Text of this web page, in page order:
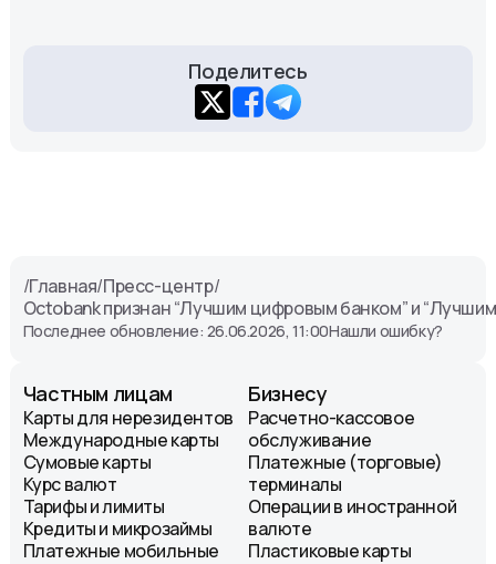
Поделитесь
/Главная/Пресс-центр/
Octobank признан “Лучшим цифровым банком” и
Последнее обновление: 26.06.2026, 11:00Нашли ошибку?
Частным лицам
Карты для нерезидентов
Международные карты
Сумовые карты
Курс валют
Тарифы и лимиты
Кредиты и микрозаймы
Платежные мобильные
Бизнесу
Расчетно-кассовое
обслуживание
Платежные (торговые)
терминалы
Операции в иностранной
валюте
Пластиковые карты